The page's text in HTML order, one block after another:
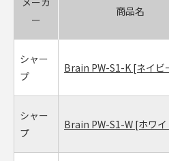
ー
商品名
シャー
プ
Brain PW-S1-K [ネイビ
シャー
プ
Brain PW-S1-W [ホワ